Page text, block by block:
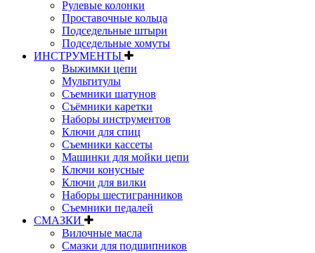
Рулевые колонки
Проставочные кольца
Подседельные штыри
Подседельные хомуты
ИНСТРУМЕНТЫ
Выжимки цепи
Мультитулы
Съемники шатунов
Съёмники каретки
Наборы инструментов
Ключи для спиц
Съемники кассеты
Машинки для мойки цепи
Ключи конусные
Ключи для вилки
Наборы шестигранников
Съемники педалей
СМАЗКИ
Вилочные масла
Смазки для подшипников